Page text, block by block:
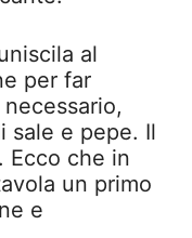
al
per far
sale e pepe. Il
Ecco che in
un primo
e